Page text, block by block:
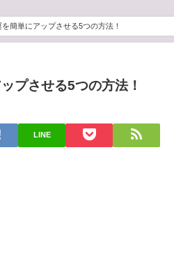
を簡単にアップさせる5つの方法！
プさせる5つの方法！
LINE